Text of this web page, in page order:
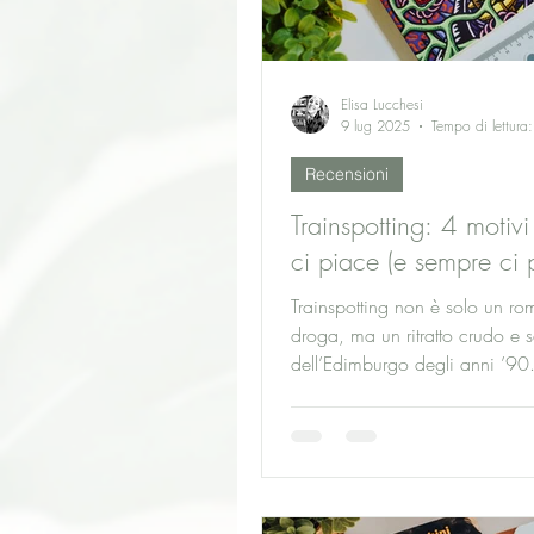
Trainspotting: 4 motivi
ci piace (e sempre ci
Trainspotting non è solo un
droga, ma un ritratto crudo e
dell’Edimburgo degli anni
storia disturbante e onesta
Recensioni
Elisa Lucchesi
9 lug 2025
Tempo di